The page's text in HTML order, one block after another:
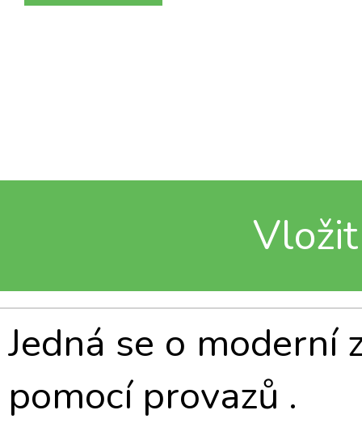
Jedná se o moderní
pomocí provazů .